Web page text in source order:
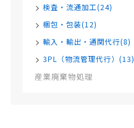
検査・流通加工(24)
梱包・包装(12)
輸入・輸出・通関代行(8)
3PL（物流管理代行）(13)
産業廃棄物処理